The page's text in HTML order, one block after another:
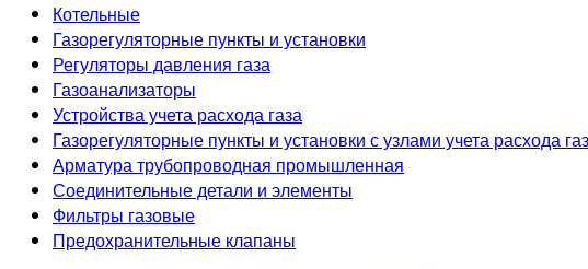
Котельные
Газорегуляторные пункты и установки
Регуляторы давления газа
Газоанализаторы
Устройства учета расхода газа
Газорегуляторные пункты и установки с узлами учета расхода
Арматура трубопроводная промышленная
Соединительные детали и элементы
Фильтры газовые
Предохранительные клапаны